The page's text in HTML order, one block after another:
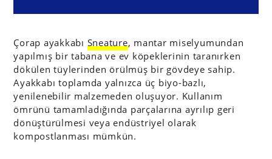
Çorap ayakkabı Sneature, mantar miselyumundan
yapılmış bir tabana ve ev köpeklerinin taranırken
dökülen tüylerinden örülmüş bir gövdeye sahip.
Ayakkabı toplamda yalnızca üç biyo-bazlı,
yenilenebilir malzemeden oluşuyor. Kullanım
ömrünü tamamladığında parçalarına ayrılıp geri
dönüştürülmesi veya endüstriyel olarak
kompostlanması mümkün.